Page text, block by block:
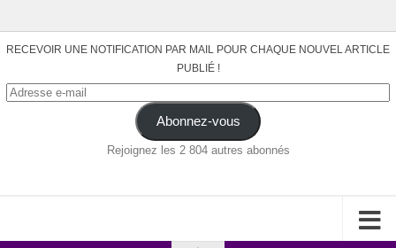
RECEVOIR UNE NOTIFICATION PAR MAIL POUR CHAQUE NOUVEL ARTICLE
PUBLIÉ !
Adresse
Abonnez-vous
Rejoignez les 2 804 autres abonnés